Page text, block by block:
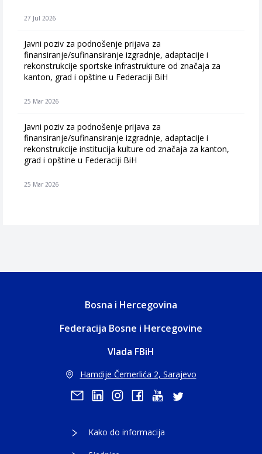
27 Jul 2026
Javni poziv za podnošenje prijava za
finansiranje/sufinansiranje izgradnje, adaptacije i
rekonstrukcije sportske infrastrukture od značaja za
kanton, grad i opštine u Federaciji BiH
25 Mar 2026
Javni poziv za podnošenje prijava za
finansiranje/sufinansiranje izgradnje, adaptacije i
rekonstrukcije institucija kulture od značaja za kanton,
grad i opštine u Federaciji BiH
25 Mar 2026
Bosna i Hercegovina
Federacija Bosne i Hercegovine
Vlada FBiH
Hamdije Čemerlića 2, Sarajevo
Kako do informacija